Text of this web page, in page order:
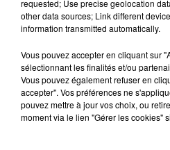
La vendange en
août dans la commune de
jamais vu !
requested; Use precise geolocation
other data sources; Link different
information transmitted automatically.
Vous pouvez accepter en cliquant sur
sélectionnant les finalités et/ou
Vous pouvez également refuser en
accepter". Vos préférences ne
pouvez mettre à jour vos choix, ou
moment via le lien "Gérer les cookies"